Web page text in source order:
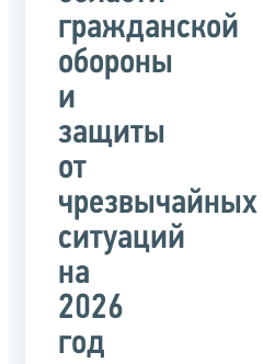
гражданской
обороны
и
защиты
от
чрезвычайных
ситуаций
на
2026
год